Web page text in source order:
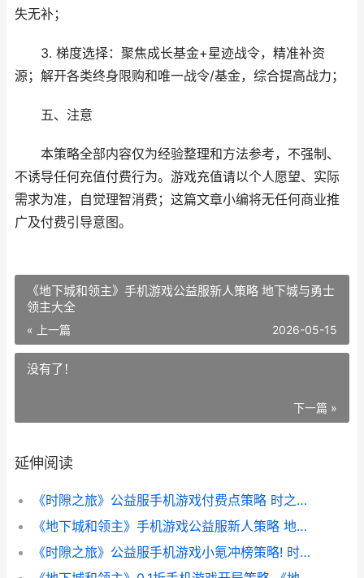
失无补；
3. 梯度选择：聚焦成长基金+星迹战令，精准补资
源；解开各类终身限购和唯一战令/基金，综合提高战力；
五、注意
本策略全部内容仅为经验整理和方法参考，不强制、
不诱导任何充值付费行为。游戏充值请以个人愿望、实际
需求为准，自觉理智消费；这篇文章小编将无任何商业推
广及付费引导意图。
《地下城和领主》手机游戏公益服新人策略 地下城与勇士
领主大全
« 上一篇 2026-05-15
没有了！
下一篇 »
延伸阅读
《时隙之旅》公益服手机游戏付费点策略 时之隙7-2
《地下城和领主》手机游戏公益服新人策略 地下城与勇士领主大全
《时隙之旅》公益服手机游戏小氪冲榜策略! 时之隙第十章